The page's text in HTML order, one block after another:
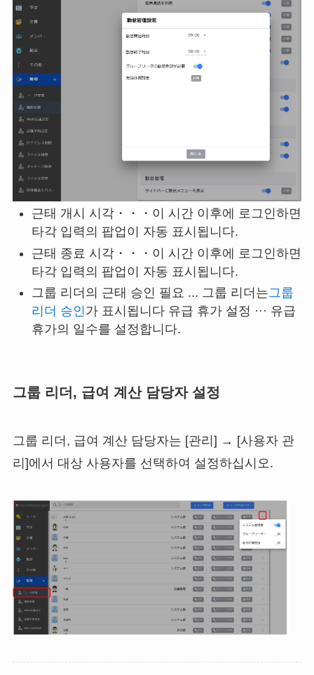
근태 개시 시각・・・이 시간 이후에 로그인하면
타각 입력의 팝업이 자동 표시됩니다.
근태 종료 시각・・・이 시간 이후에 로그인하면
타각 입력의 팝업이 자동 표시됩니다.
그룹 리더의 근태 승인 필요 ... 그룹 리더는그룹
리더 승인가 표시됩니다 유급 휴가 설정 ··· 유급
휴가의 일수를 설정합니다.
그룹 리더, 급여 계산 담당자 설정
그룹 리더, 급여 계산 담당자는 [관리] → [사용자 관
리]에서 대상 사용자를 선택하여 설정하십시오.